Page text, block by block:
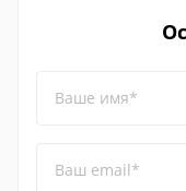
Ваше имя*
Ваш email*